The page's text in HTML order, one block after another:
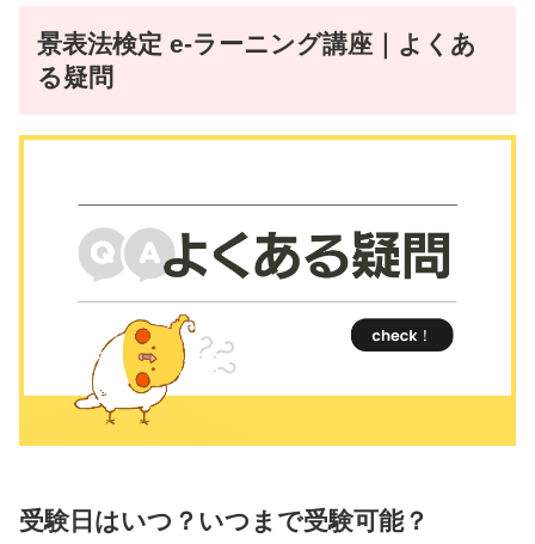
景表法検定 e-ラーニング講座｜よくあ
る疑問
受験日はいつ？いつまで受験可能？